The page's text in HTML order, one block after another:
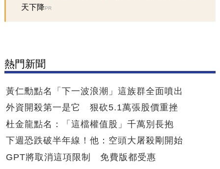
天下降PR
熱門新聞
黃仁勳點名「下一波浪潮」這族群全面噴出
外資開殺第一是它 狠砍5.1萬張股價重挫
杜金龍點名：「這檔權值股」千萬別長抱
下週恐跌破半年線！他：空頭大屠殺剛開始
GPT將取消這項限制 免費版都受惠